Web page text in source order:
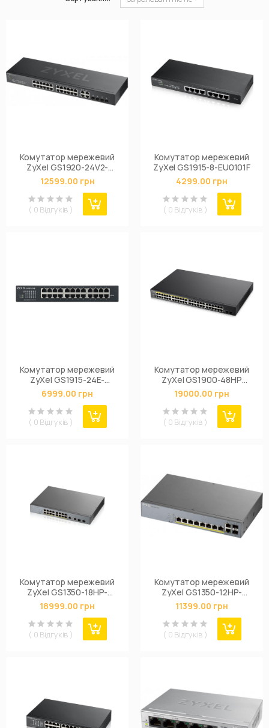
Комутатор мережевий
ZyXel GS1920-24V2-
EU0101F
12599.00 грн
( 0 Відгуків )
Комутатор мережевий
ZyXel GS1915-8-EU0101F
4299.00 грн
( 0 Відгуків )
Комутатор мережевий
ZyXel GS1915-24E-
EU0101F
6999.00 грн
( 0 Відгуків )
Комутатор мережевий
ZyXel GS1900-48HP
(GS1900-48HPV2-
EU0101F)
19000.00 грн
( 0 Відгуків )
Комутатор мережевий
ZyXel GS1350-18HP-
EU0101F
18999.00 грн
( 0 Відгуків )
Комутатор мережевий
ZyXel GS1350-12HP-
EU0101F
11399.00 грн
( 0 Відгуків )